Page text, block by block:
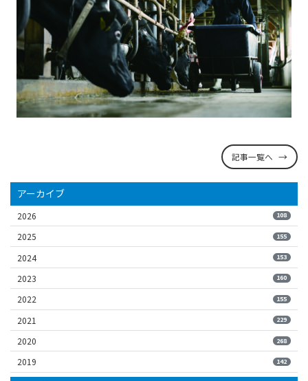
記事一覧へ
アーカイブ
2026 108
2025 155
2024 153
2023 160
2022 155
2021 229
2020 268
2019 142